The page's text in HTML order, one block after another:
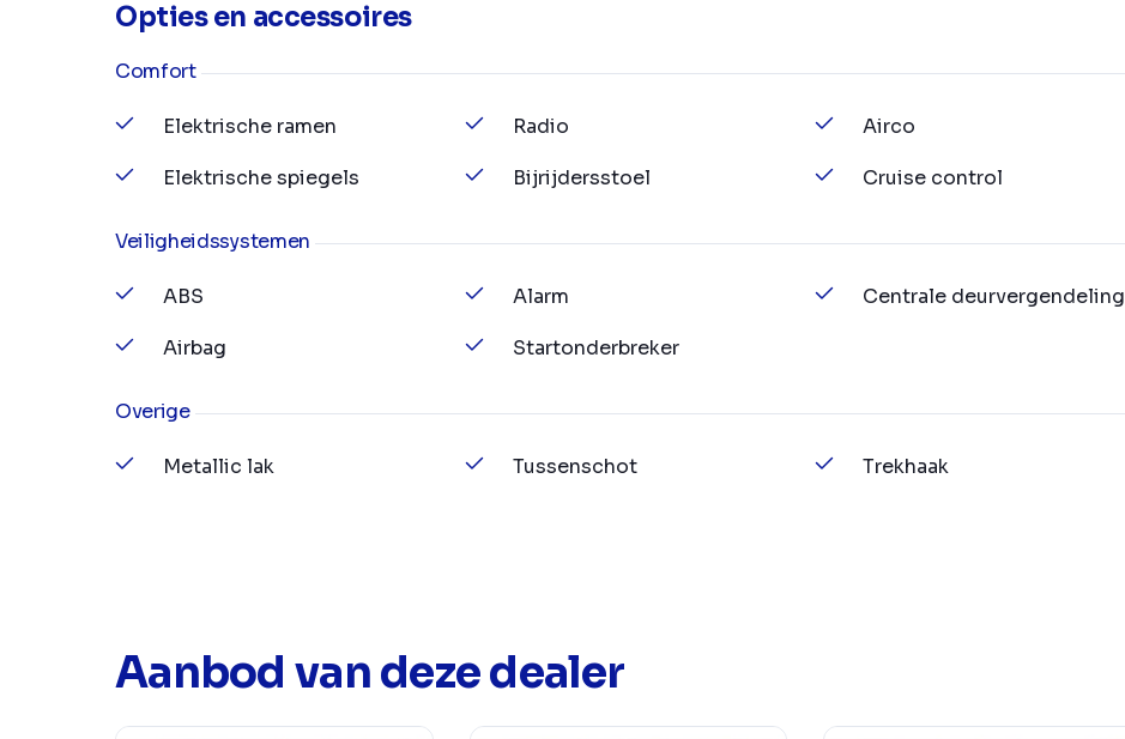
Opties en accessoires
Comfort
Elektrische ramen
Elektrische spiegels
Radio
Bijrijdersstoel
Airco
Cruise control
Veiligheidssystemen
ABS
Airbag
Alarm
Startonderbreker
Centrale deurvergendeling
Overige
Metallic lak Tussenschot Trekhaak
Aanbod van deze dealer